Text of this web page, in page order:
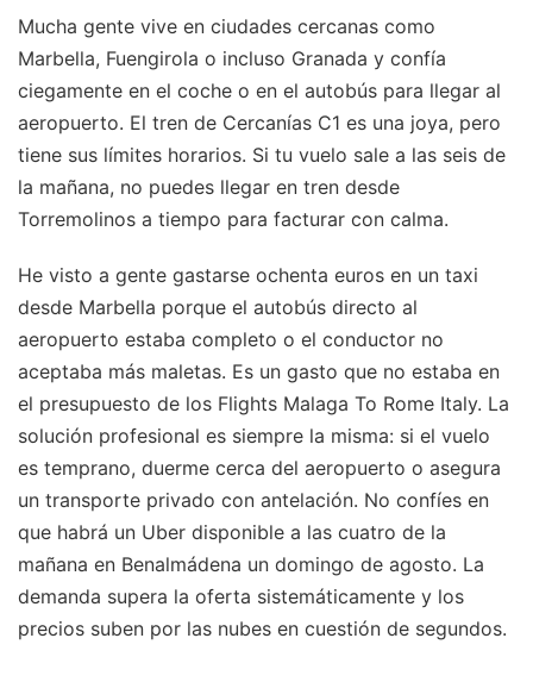
Mucha gente vive en ciudades cercanas como
Marbella, Fuengirola o incluso Granada y confía
ciegamente en el coche o en el autobús para llegar al
aeropuerto. El tren de Cercanías C1 es una joya, pero
tiene sus límites horarios. Si tu vuelo sale a las seis de
la mañana, no puedes llegar en tren desde
Torremolinos a tiempo para facturar con calma.
He visto a gente gastarse ochenta euros en un taxi
desde Marbella porque el autobús directo al
aeropuerto estaba completo o el conductor no
aceptaba más maletas. Es un gasto que no estaba en
el presupuesto de los Flights Malaga To Rome Italy. La
solución profesional es siempre la misma: si el vuelo
es temprano, duerme cerca del aeropuerto o asegura
un transporte privado con antelación. No confíes en
que habrá un Uber disponible a las cuatro de la
mañana en Benalmádena un domingo de agosto. La
demanda supera la oferta sistemáticamente y los
precios suben por las nubes en cuestión de segundos.